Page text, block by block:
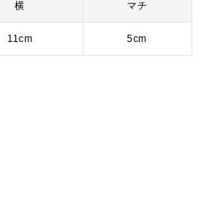
横 マチ
11cm 5cm